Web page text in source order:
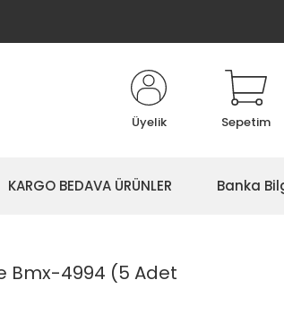
Üyelik Sepetim
KARGO BEDAVA ÜRÜNLER Banka
Bmx-4994 (5 Adet